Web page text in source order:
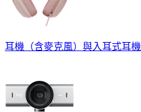
耳機（含麥克風）與入耳式耳機